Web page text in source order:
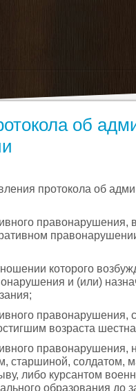
об
протокола об
правонарушения,
которого
и (или)
правонарушения,
возраста
правонарушения,
старшиной, солдатом,
либо курсантом
образования до